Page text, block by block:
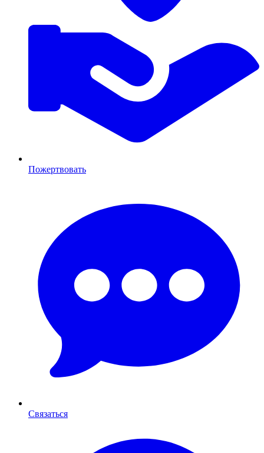
Пожертвовать
Связаться